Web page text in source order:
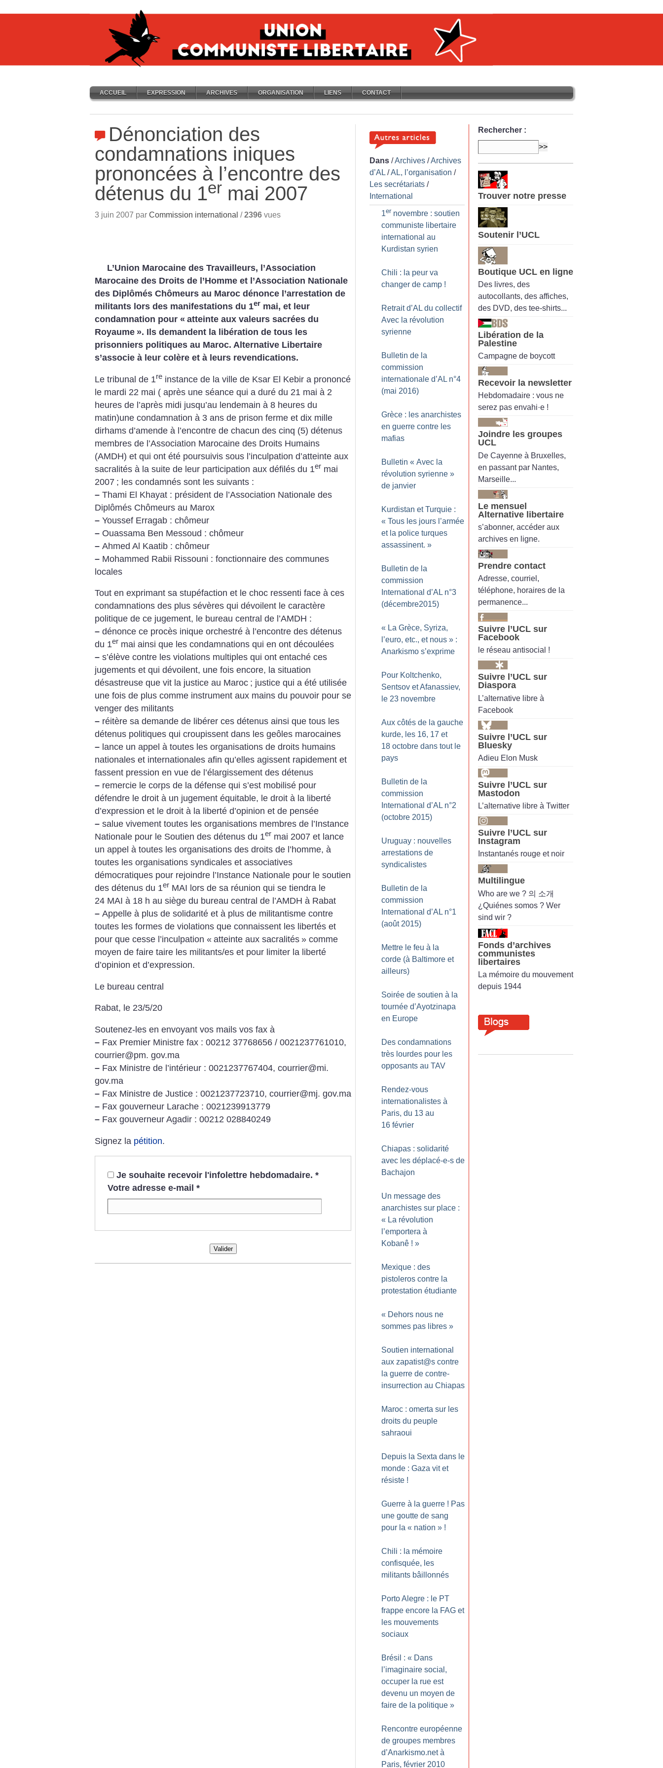
ACCUEIL EXPRESSION ARCHIVES ORGANISATION LIENS CONTACT
Dénonciation des
condamnations iniques
prononcées à l’encontre des
détenus du 1er mai 2007
3 juin 2007 par Commission international /2396 vues
L’Union Marocaine des Travailleurs, l’Association
Marocaine des Droits de l’Homme et l’Association Nationale
des Diplômés Chômeurs au Maroc dénonce l’arrestation de
militants lors des manifestations du 1er mai, et leur
condamnation pour « atteinte aux valeurs sacrées du
Royaume ». Ils demandent la libération de tous les
prisonniers politiques au Maroc. Alternative Libertaire
s’associe à leur colère et à leurs revendications.
Le tribunal de 1re instance de la ville de Ksar El Kebir a prononcé
le mardi 22 mai ( après une séance qui a duré du 21 mai à 2
heures de l’après midi jusqu’au lendemain à 8 heures du
matin)une condamnation à 3 ans de prison ferme et dix mille
dirhams d’amende à l’encontre de chacun des cinq (5) détenus
membres de l’Association Marocaine des Droits Humains
(AMDH) et qui ont été poursuivis sous l’inculpation d’atteinte aux
sacralités à la suite de leur participation aux défilés du 1er mai
2007 ; les condamnés sont les suivants :
– Thami El Khayat : président de l’Association Nationale des
Diplômés Chômeurs au Marox
– Youssef Erragab : chômeur
– Ouassama Ben Messoud : chômeur
– Ahmed Al Kaatib : chômeur
– Mohammed Rabii Rissouni : fonctionnaire des communes
locales
Tout en exprimant sa stupéfaction et le choc ressenti face à ces
condamnations des plus sévères qui dévoilent le caractère
politique de ce jugement, le bureau central de l’AMDH :
– dénonce ce procès inique orchestré à l’encontre des détenus
du 1er mai ainsi que les condamnations qui en ont découlées
– s’élève contre les violations multiples qui ont entaché ces
jugements et qui dévoilent, une fois encore, la situation
désastreuse que vit la justice au Maroc ; justice qui a été utilisée
une fois de plus comme instrument aux mains du pouvoir pour se
venger des militants
– réitère sa demande de libérer ces détenus ainsi que tous les
détenus politiques qui croupissent dans les geôles marocaines
– lance un appel à toutes les organisations de droits humains
nationales et internationales afin qu’elles agissent rapidement et
fassent pression en vue de l’élargissement des détenus
– remercie le corps de la défense qui s’est mobilisé pour
défendre le droit à un jugement équitable, le droit à la liberté
d’expression et le droit à la liberté d’opinion et de pensée
– salue vivement toutes les organisations membres de l’Instance
Nationale pour le Soutien des détenus du 1er mai 2007 et lance
un appel à toutes les organisations des droits de l’homme, à
toutes les organisations syndicales et associatives
démocratiques pour rejoindre l’Instance Nationale pour le soutien
des détenus du 1er MAI lors de sa réunion qui se tiendra le
24 MAI à 18 h au siège du bureau central de l’AMDH à Rabat
– Appelle à plus de solidarité et à plus de militantisme contre
toutes les formes de violations que connaissent les libertés et
pour que cesse l’inculpation « atteinte aux sacralités » comme
moyen de faire taire les militants/es et pour limiter la liberté
d’opinion et d’expression.
Le bureau central
Rabat, le 23/5/20
Soutenez-les en envoyant vos mails vos fax à
– Fax Premier Ministre fax : 00212 37768656 / 0021237761010,
courrier@pm. gov.ma
– Fax Ministre de l’intérieur : 0021237767404, courrier@mi.
gov.ma
– Fax Ministre de Justice : 0021237723710, courrier@mj. gov.ma
– Fax gouverneur Larache : 0021239913779
– Fax gouverneur Agadir : 00212 028840249
Signez la pétition.
Je souhaite recevoir l'infolettre hebdomadaire. *
Votre adresse e-mail *
Valider
Dans /Archives /Archives
d’AL /AL, l’organisation /
Les secrétariats /
International
1er novembre : soutien
communiste libertaire
international au
Kurdistan syrien
Chili : la peur va
changer de camp !
Retrait d’AL du collectif
Avec la révolution
syrienne
Bulletin de la
commission
internationale d’AL n°4
(mai 2016)
Grèce : les anarchistes
en guerre contre les
mafias
Bulletin « Avec la
révolution syrienne »
de janvier
Kurdistan et Turquie :
« Tous les jours l’armée
et la police turques
assassinent. »
Bulletin de la
commission
International d’AL n°3
(décembre2015)
« La Grèce, Syriza,
l’euro, etc., et nous » :
Anarkismo s’exprime
Pour Koltchenko,
Sentsov et Afanassiev,
le 23 novembre
Aux côtés de la gauche
kurde, les 16, 17 et
18 octobre dans tout le
pays
Bulletin de la
commission
International d’AL n°2
(octobre 2015)
Uruguay : nouvelles
arrestations de
syndicalistes
Bulletin de la
commission
International d’AL n°1
(août 2015)
Mettre le feu à la
corde (à Baltimore et
ailleurs)
Soirée de soutien à la
tournée d’Ayotzinapa
en Europe
Des condamnations
très lourdes pour les
opposants au TAV
Rendez-vous
internationalistes à
Paris, du 13 au
16 février
Chiapas : solidarité
avec les déplacé-e-s de
Bachajon
Un message des
anarchistes sur place :
« La révolution
l’emportera à
Kobanê ! »
Mexique : des
pistoleros contre la
protestation étudiante
« Dehors nous ne
sommes pas libres »
Soutien international
aux zapatist@s contre
la guerre de contre-
insurrection au Chiapas
Maroc : omerta sur les
droits du peuple
sahraoui
Depuis la Sexta dans le
monde : Gaza vit et
résiste !
Guerre à la guerre ! Pas
une goutte de sang
pour la « nation » !
Chili : la mémoire
confisquée, les
militants bâillonnés
Porto Alegre : le PT
frappe encore la FAG et
les mouvements
sociaux
Brésil : « Dans
l’imaginaire social,
occuper la rue est
devenu un moyen de
faire de la politique »
Rencontre européenne
de groupes membres
d’Anarkismo.net à
Paris, février 2010
Rechercher :
Trouver notre presse
Soutenir l’UCL
Boutique UCL en ligne
Des livres, des
autocollants, des affiches,
des DVD, des tee-shirts...
Libération de la
Palestine
Campagne de boycott
Recevoir la newsletter
Hebdomadaire : vous ne
serez pas envahi·e !
Joindre les groupes
UCL
De Cayenne à Bruxelles,
en passant par Nantes,
Marseille...
Le mensuel
Alternative libertaire
s’abonner, accéder aux
archives en ligne.
Prendre contact
Adresse, courriel,
téléphone, horaires de la
permanence...
Suivre l’UCL sur
Facebook
le réseau antisocial !
Suivre l’UCL sur
Diaspora
L’alternative libre à
Facebook
Suivre l’UCL sur
Bluesky
Adieu Elon Musk
Suivre l’UCL sur
Mastodon
L’alternative libre à Twitter
Suivre l’UCL sur
Instagram
Instantanés rouge et noir
Multilingue
Who are we ? 의 소개
¿Quiénes somos ? Wer
sind wir ?
Fonds d’archives
communistes
libertaires
La mémoire du mouvement
depuis 1944